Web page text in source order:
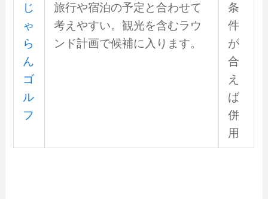
じ
ゃ
ら
ん
ゴ
ル
フ
旅行や宿泊の予定と合わせて
考えやすい。観光を含むラウ
ンド計画で候補に入ります。
条
件
が
合
え
ば
併
用